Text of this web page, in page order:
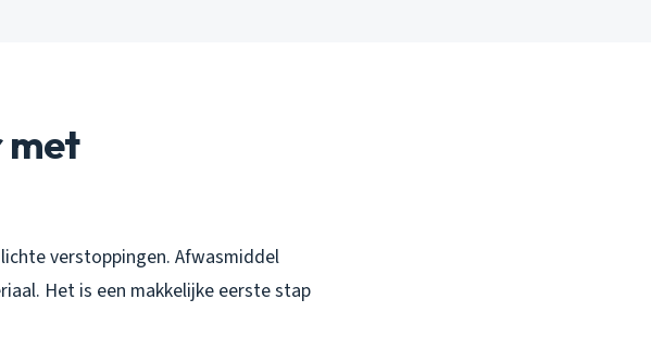
met
verstoppingen. Afwasmiddel
Het is een makkelijke eerste stap